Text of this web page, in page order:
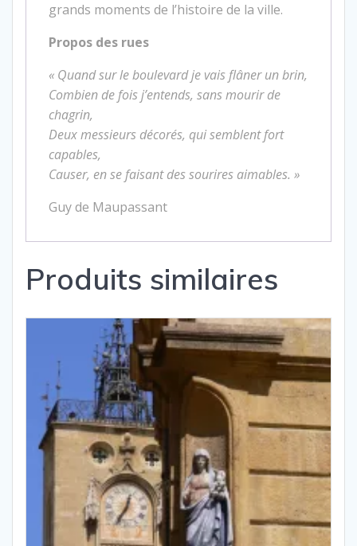
grands moments de l’histoire de la ville.
Propos des rues
« Quand sur le boulevard je vais flâner un brin,
Combien de fois j’entends, sans mourir de
chagrin,
Deux messieurs décorés, qui semblent fort
capables,
Causer, en se faisant des sourires aimables. »
Guy de Maupassant
Produits similaires